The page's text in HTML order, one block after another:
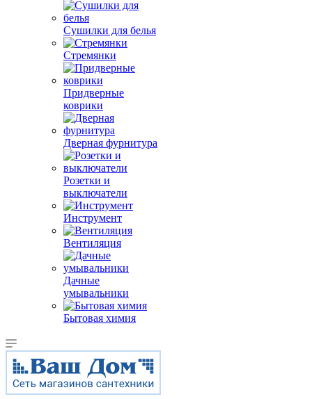
Сушилки для белья
Стремянки
Придверные
коврики
Дверная фурнитура
Розетки и
выключатели
Инструмент
Вентиляция
Дачные
умывальники
Бытовая химия